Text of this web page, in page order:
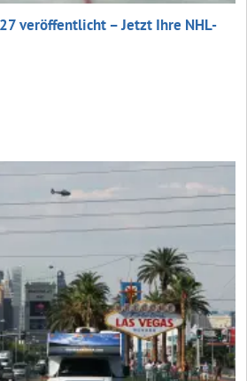
veröffentlicht – Jetzt Ihre NHL-